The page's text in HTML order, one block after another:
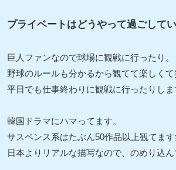
プライベートはどうやって過ごして
巨人ファンなので球場に観戦に行ったり。
野球のルールも分かるから観てて楽しくて
平日でも仕事終わりに観戦に行ったりしま
韓国ドラマにハマってます。
サスペンス系はたぶん50作品以上観てま
日本よりリアルな描写なので、のめり込